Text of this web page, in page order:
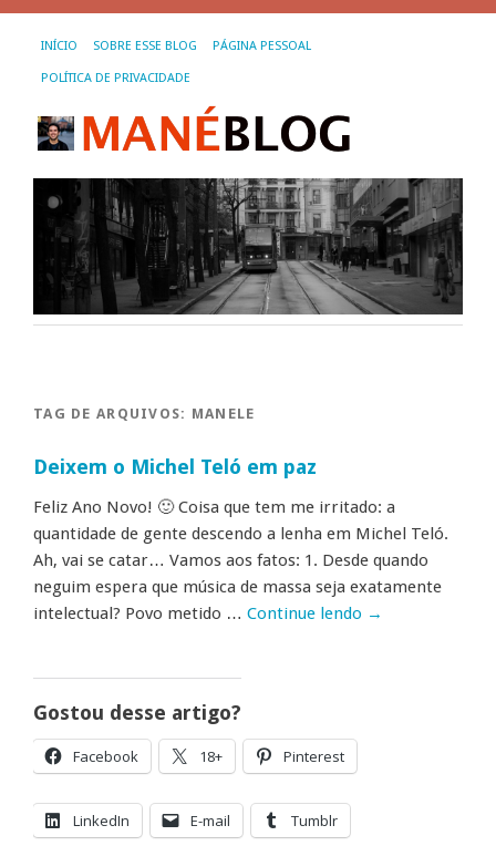
INÍCIO SOBRE ESSE BLOG PÁGINA PESSOAL
POLÍTICA DE PRIVACIDADE
TAG DE ARQUIVOS: MANELE
Deixem o Michel Teló em paz
Feliz Ano Novo! 🙂 Coisa que tem me irritado: a
quantidade de gente descendo a lenha em Michel Teló.
Ah, vai se catar… Vamos aos fatos: 1. Desde quando
neguim espera que música de massa seja exatamente
intelectual? Povo metido … Continue lendo →
Gostou desse artigo?
Facebook 18+ Pinterest
LinkedIn E-mail Tumblr